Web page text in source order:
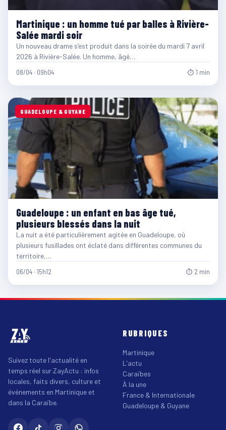
Martinique : un homme tué par balles à Rivière-
Salée mardi soir
Un nouveau drame s’est produit dans la soirée du mardi 7 avril
2026 à Rivière-Salée. Un homme, âgé…
08/04 · 09h04 ⏱ 1 min
GUADELOUPE & GUYANE
Guadeloupe : un enfant en bas âge tué,
plusieurs blessés dans la nuit
La nuit a été particulièrement agitée en Guadeloupe, où
plusieurs fusillades ont éclaté dans différentes communes du
territoire,…
06/04 · 15h12 ⏱ 2 min
Suivez toute l'actualité en
temps réel sur ZayActu : infos
locales, faits divers, culture et
événements en Martinique et
dans la Caraïbe.
RUBRIQUES
Martinique
L'actu
Caraïbes
À la une
France & Internationale
Guadeloupe & Guyane